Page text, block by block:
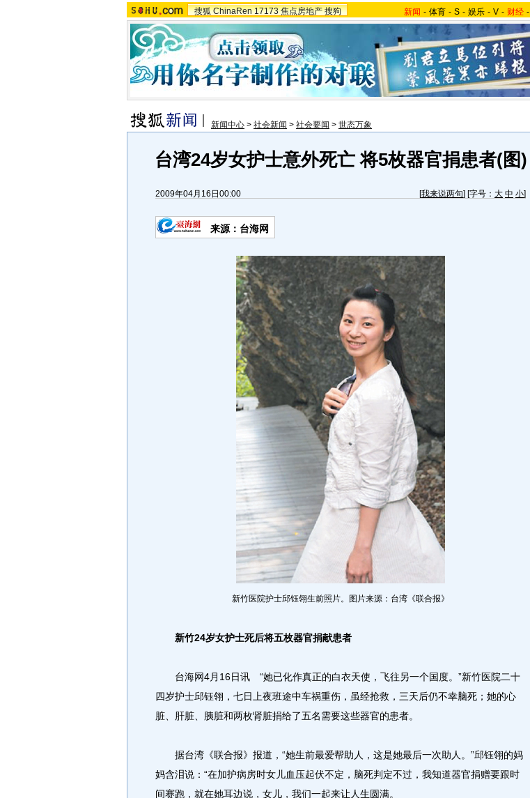
搜狐 ChinaRen 17173 焦点房地产 搜狗 新闻 - 体育 - S - 娱乐 - V - 财经 -
新闻中心 > 社会新闻 > 社会要闻 > 世态万象
台湾24岁女护士意外死亡 将5枚器官捐患者(图)
2009年04月16日00:00 [我来说两句] [字号： 大 中 小]
来源： 台海网
新竹医院护士邱钰翎生前照片。图片来源：台湾《联合报》
新竹24岁女护士死后将五枚器官捐献患者
台海网4月16日讯 “她已化作真正的白衣天使，飞往另一个国度。”新竹医院二十
四岁护士邱钰翎，七日上夜班途中车祸重伤，虽经抢救，三天后仍不幸脑死；她的心
脏、肝脏、胰脏和两枚肾脏捐给了五名需要这些器官的患者。
据台湾《联合报》报道，“她生前最爱帮助人，这是她最后一次助人。”邱钰翎的妈
妈含泪说：“在加护病房时女儿血压起伏不定，脑死判定不过，我知道器官捐赠要跟时
间赛跑，就在她耳边说，女儿，我们一起来让人生圆满。